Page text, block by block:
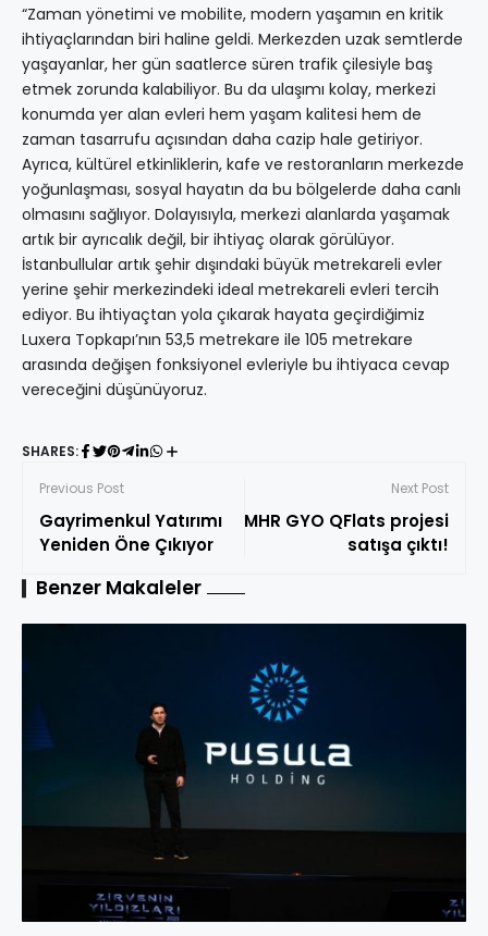
“Zaman yönetimi ve mobilite, modern yaşamın en kritik
ihtiyaçlarından biri haline geldi. Merkezden uzak semtlerde
yaşayanlar, her gün saatlerce süren trafik çilesiyle baş
etmek zorunda kalabiliyor. Bu da ulaşımı kolay, merkezi
konumda yer alan evleri hem yaşam kalitesi hem de
zaman tasarrufu açısından daha cazip hale getiriyor.
Ayrıca, kültürel etkinliklerin, kafe ve restoranların merkezde
yoğunlaşması, sosyal hayatın da bu bölgelerde daha canlı
olmasını sağlıyor. Dolayısıyla, merkezi alanlarda yaşamak
artık bir ayrıcalık değil, bir ihtiyaç olarak görülüyor.
İstanbullular artık şehir dışındaki büyük metrekareli evler
yerine şehir merkezindeki ideal metrekareli evleri tercih
ediyor. Bu ihtiyaçtan yola çıkarak hayata geçirdiğimiz
Luxera Topkapı’nın 53,5 metrekare ile 105 metrekare
arasında değişen fonksiyonel evleriyle bu ihtiyaca cevap
vereceğini düşünüyoruz.
SHARES:
Previous Post
Gayrimenkul Yatırımı
Yeniden Öne Çıkıyor
Next Post
MHR GYO QFlats projesi
satışa çıktı!
Benzer Makaleler